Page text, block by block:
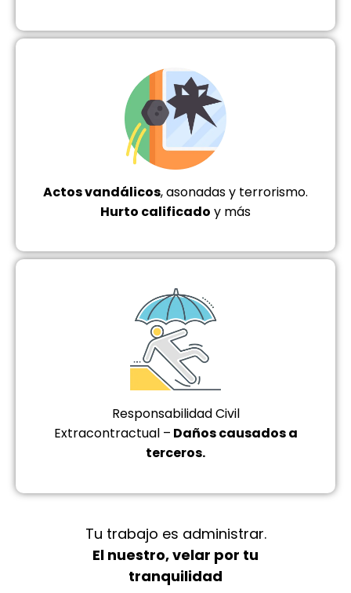
Actos vandálicos, asonadas y terrorismo.
Hurto calificado y más
Responsabilidad Civil
Extracontractual – Daños causados a
terceros.
Tu trabajo es administrar.
El nuestro, velar por tu
tranquilidad